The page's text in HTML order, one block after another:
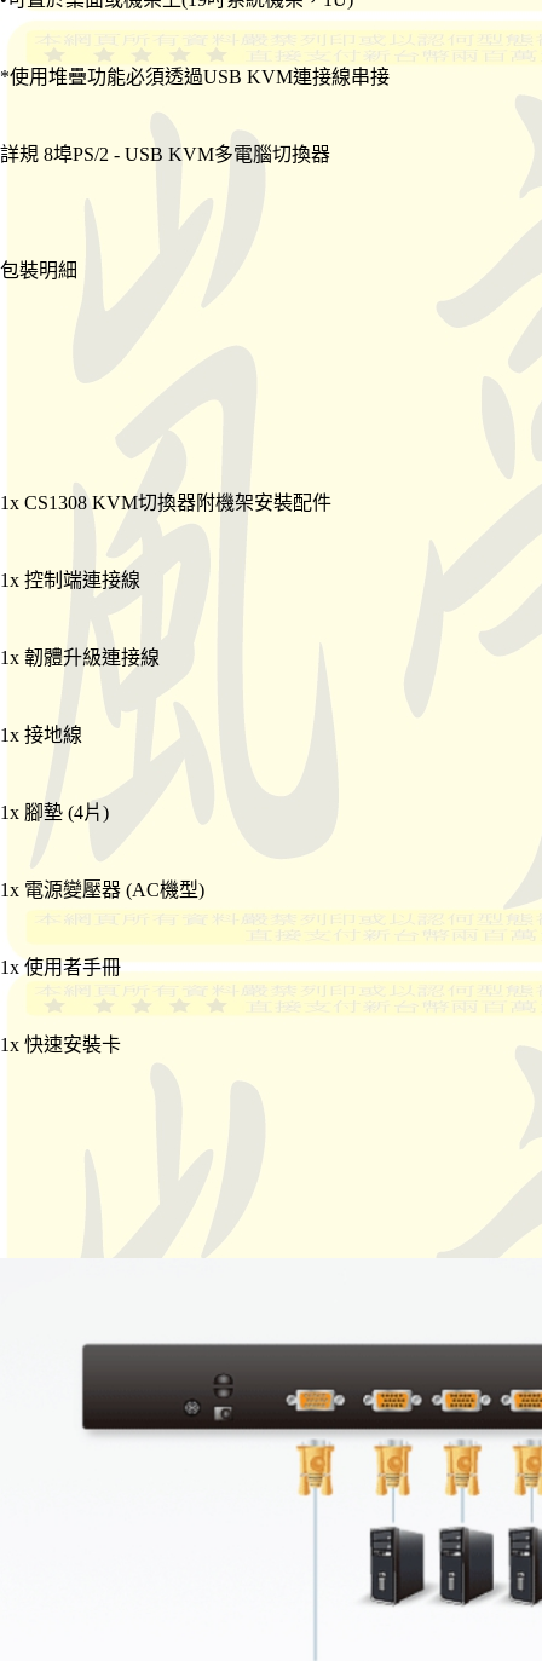
*使用堆疊功能必須透過USB KVM連接線串接
詳規 8埠PS/2 - USB KVM多電腦切換器
包裝明細
1x CS1308 KVM切換器附機架安裝配件
1x 控制端連接線
1x 韌體升級連接線
1x 接地線
1x 腳墊 (4片)
1x 電源變壓器 (AC機型)
1x 使用者手冊
1x 快速安裝卡